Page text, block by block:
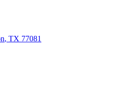
, TX 77081